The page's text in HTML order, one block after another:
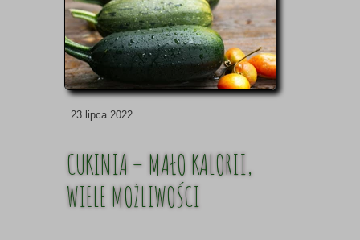
23 lipca 2022
CUKINIA – MAŁO KALORII,
WIELE MOŻLIWOŚCI